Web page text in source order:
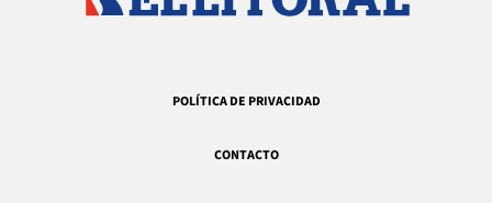
POLÍTICA DE PRIVACIDAD
CONTACTO